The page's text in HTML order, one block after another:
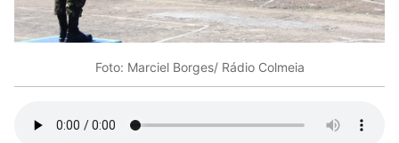
Foto: Marciel Borges/ Rádio Colmeia